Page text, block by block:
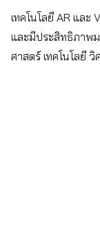
เทคโนโลยี AR และ
และมีประสิทธิภาพ
ศาสตร์ เทคโนโลยี